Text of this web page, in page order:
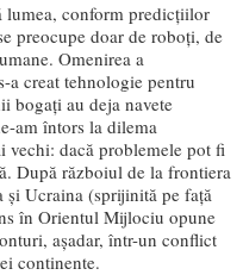
lumea, conform predicțiilor
preocupe doar de roboți, de
Omenirea a
creat tehnologie pentru
bogați au deja navete
am întors la dilema
vechi: dacă problemele pot fi
După războiul de la frontiera
și Ucraina (sprijinită pe față
în Orientul Mijlociu opune
așadar, într-un conflict
continente.